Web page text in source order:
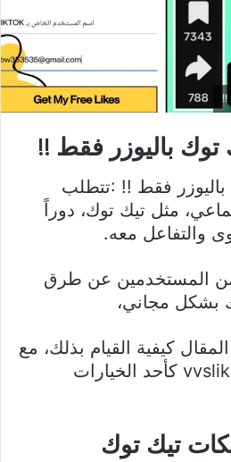
!!
توك باليوزر فقط !!
باليوزر فقط !! :تتطلب
مثل تيك توك، دوراً
والتفاعل معه.
من المستخدمين عن طرق
بشكل مجاني،
كيفية القيام بذلك، مع
التركيز على موقع vvslikes كأحد الخيارات